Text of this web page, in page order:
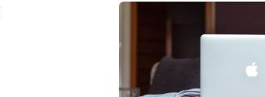
КОТОРЫЕ
СОЗДАВАТЬ